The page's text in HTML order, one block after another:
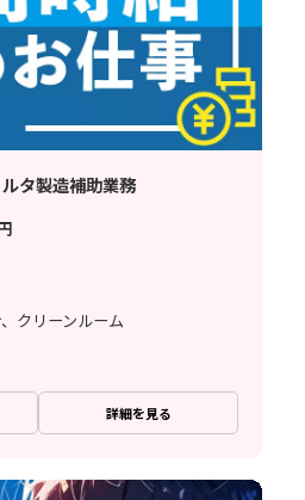
タ製造補助業務
クリーンルーム
詳細を見る